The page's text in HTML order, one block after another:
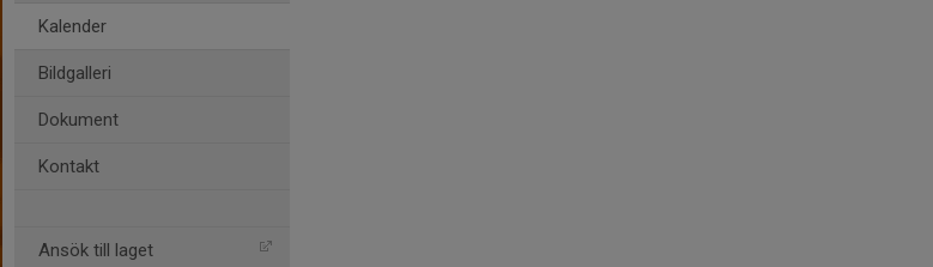
Kalender
Bildgalleri
Dokument
Kontakt
Ansök till laget